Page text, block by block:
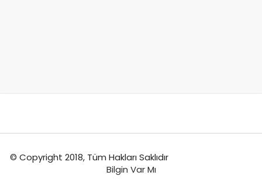
© Copyright 2018, Tüm Hakları Saklıdır
Bilgin Var Mı